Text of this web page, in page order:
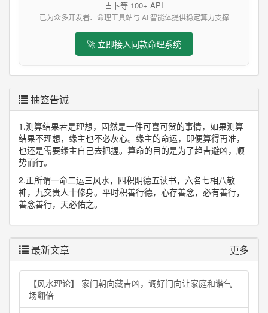
占卜等 100+ API
已为众多开发者、命理工具站与 AI 智能体提供稳定算力支撑
🚀 立即接入同款命理系统
抽签告诫
1.测算结果若是理想，固然是一件可喜可贺的事情，如果测算
结果不理想，缘主也不必灰心。缘主的命运，即便算得再准，
也还是需要缘主自己去把握。算命的目的是为了趋吉避凶，顺
势而行。
2.正所谓一命二运三风水，四积阴德五读书，六名七相八敬
神，九交贵人十修身。平时积善行德，心存善念，必有善行，
善念善行，天必佑之。
最新文章 更多
【风水理论】 家门朝向藏吉凶，调好门向让家庭和谐气
场翻倍